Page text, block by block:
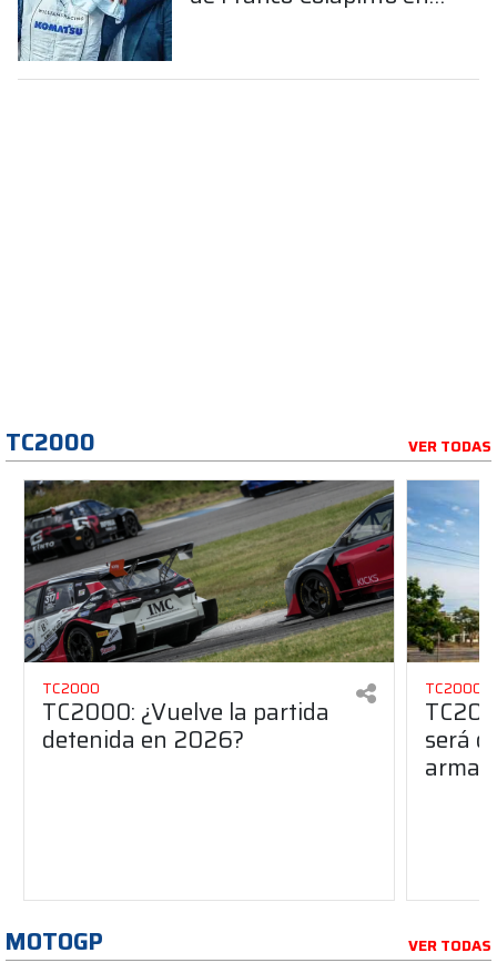
TC2000 VER TODAS
TC2000
TC2000: ¿Vuelve la partida
detenida en 2026?
TC2000
será
MOTOGP VER TODAS